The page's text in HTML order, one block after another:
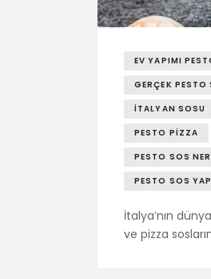
EV YAPIMI
GERÇEK PESTO
İTALYAN SOSU
PESTO PIZZA
PESTO SOS
PESTO SOS
İtalya’nın
ve pizza